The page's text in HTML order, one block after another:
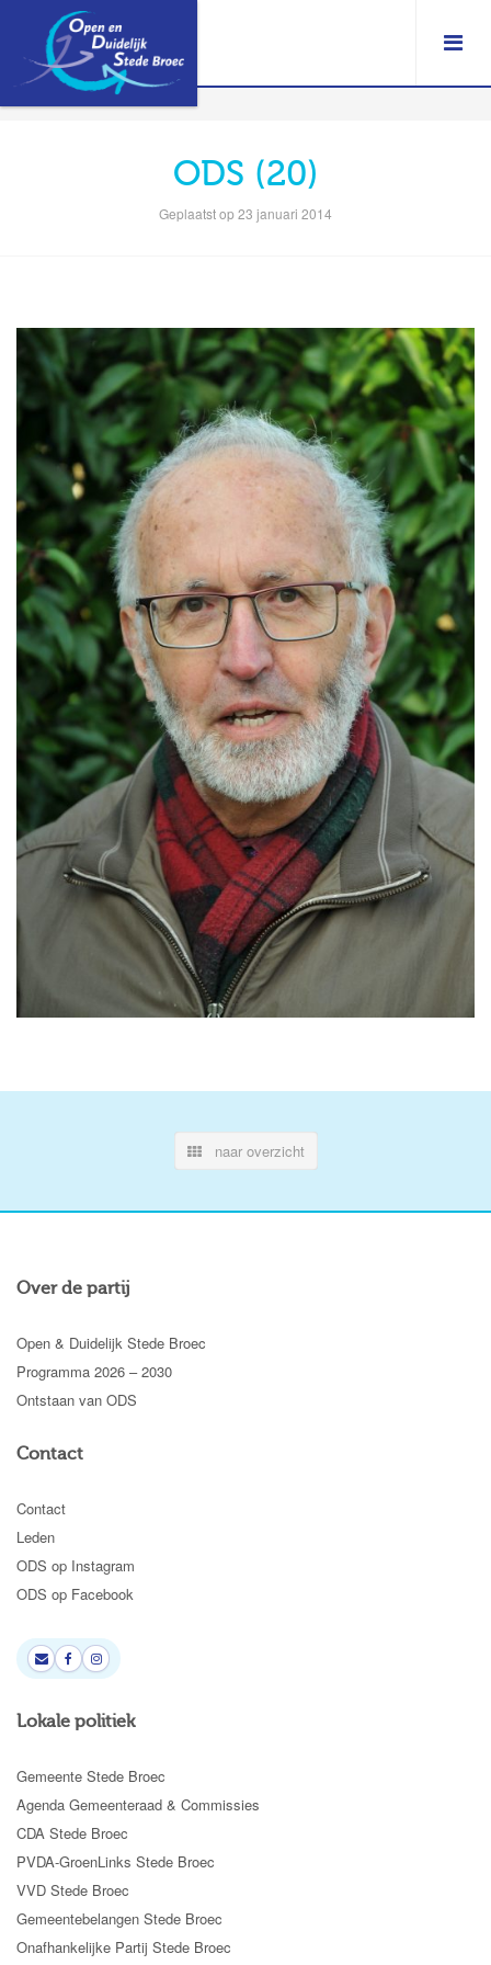
ODS (20)
Geplaatst op 23 januari 2014
naar overzicht
Over de partij
Open & Duidelijk Stede Broec
Programma 2026 – 2030
Ontstaan van ODS
Contact
Contact
Leden
ODS op Instagram
ODS op Facebook
Lokale politiek
Gemeente Stede Broec
Agenda Gemeenteraad & Commissies
CDA Stede Broec
PVDA-GroenLinks Stede Broec
VVD Stede Broec
Gemeentebelangen Stede Broec
Onafhankelijke Partij Stede Broec